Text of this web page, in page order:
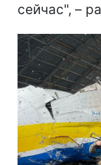
сейчас", –